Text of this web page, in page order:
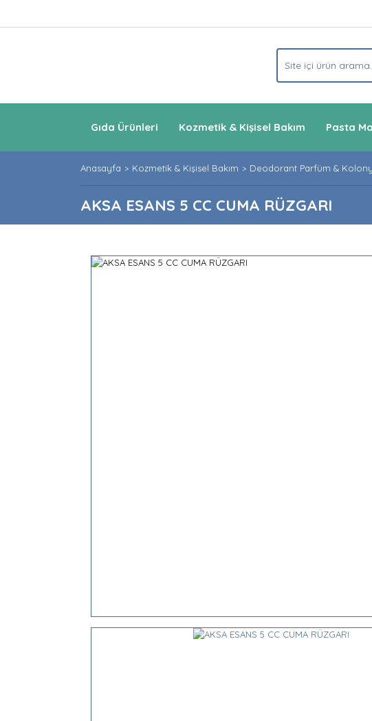
Gıda Ürünleri Kozmetik & Kişisel Bakım Pasta
Anasayfa Kozmetik & Kişisel Bakım Deodorant Parfüm &
AKSA ESANS 5 CC CUMA RÜZGARI